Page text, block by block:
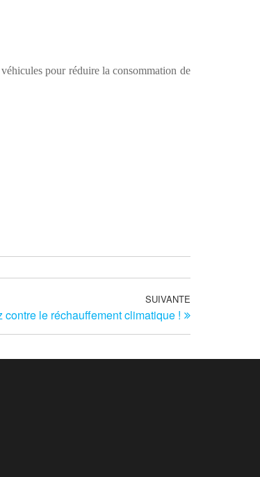
pour réduire la consommation de
Article
suivant
SUIVANTE
contre le réchauffement climatique !